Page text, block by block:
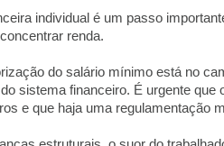
individual é um passo
renda.
do salário mínimo está no
do sistema financeiro. É urgente
e que haja uma regulamentação